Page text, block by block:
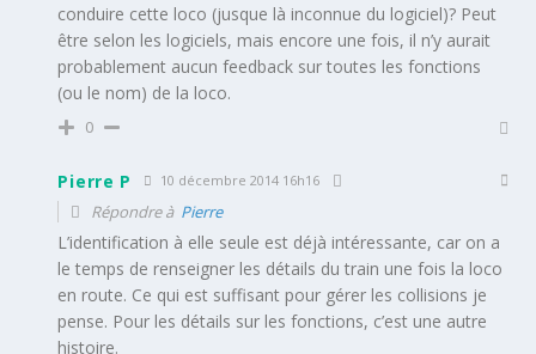
conduire cette loco (jusque là inconnue du logiciel)? Peut
être selon les logiciels, mais encore une fois, il n’y aurait
probablement aucun feedback sur toutes les fonctions
(ou le nom) de la loco.
0
Pierre P 10 décembre 2014 16h16
Répondre à Pierre
L’identification à elle seule est déjà intéressante, car on a
le temps de renseigner les détails du train une fois la loco
en route. Ce qui est suffisant pour gérer les collisions je
pense. Pour les détails sur les fonctions, c’est une autre
histoire.